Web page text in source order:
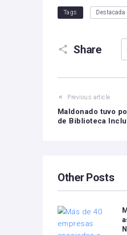
Tags Destacada
Share
Previous article
Maldonado tuvo
de Biblioteca
Other Posts